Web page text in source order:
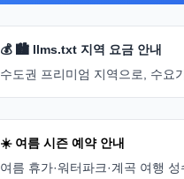
💰 🏙️ llms.txt 지역 요금 안내
수도권 프리미엄 지역으로, 수요
☀️ 여름 시즌 예약 안내
여름 휴가·워터파크·계곡 여행